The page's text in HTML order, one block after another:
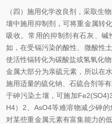
（四）施用化学改良剂，采取生
壤中施用抑制剂，可将重金属转
吸收。常用的抑制剂有石灰、碱
如，在受镉污染的酸性、微酸性
使活性镉转化为碳酸盐或氢氧化
金属大部分为亲硫元素，所以在
施用适量的硫化钠、石硫合剂等
于砷污染土壤，可施加
H4）2、AsO4等难溶物减少砷
对某些重金属元素有富集能力的